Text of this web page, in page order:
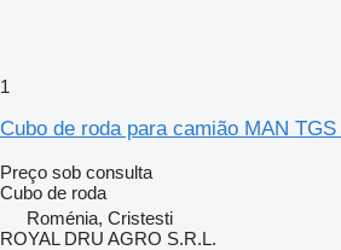
1
Cubo de roda para camião MAN TGS
Preço sob consulta
Cubo de roda
Roménia, Cristesti
ROYAL DRU AGRO S.R.L.